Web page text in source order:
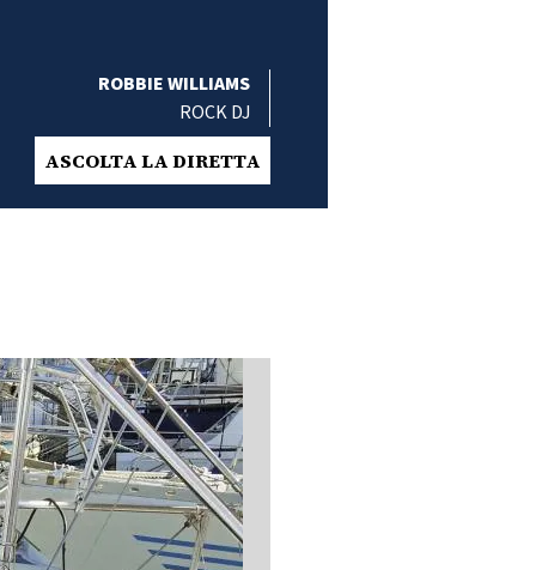
ROBBIE WILLIAMS
ROCK DJ
ASCOLTA LA DIRETTA